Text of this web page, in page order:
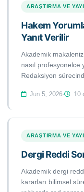
ARAŞTIRMA VE
Hakem
Yanıt Verilir
Akademik
nasıl profesyonelce
Redaksiyon
Jun 5, 2026· 10
ARAŞTIRMA VE
Dergi Reddi
Akademik dergi
kararları bilimsel